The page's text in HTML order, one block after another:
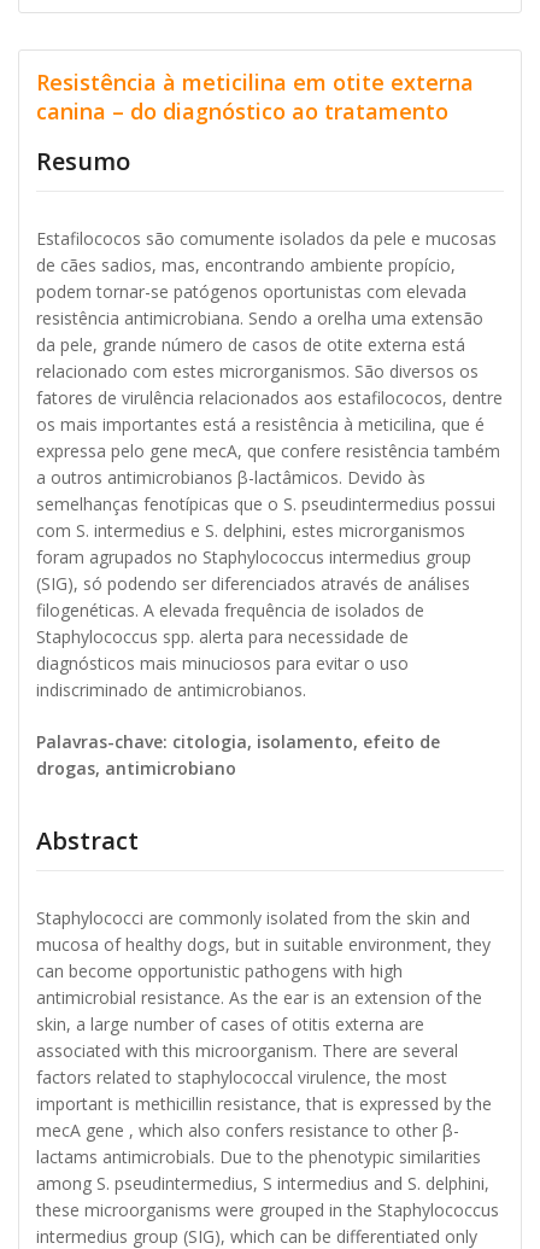
Resistência à meticilina em otite externa
canina – do diagnóstico ao tratamento
Resumo
Estafilococos são comumente isolados da pele e mucosas
de cães sadios, mas, encontrando ambiente propício,
podem tornar-se patógenos oportunistas com elevada
resistência antimicrobiana. Sendo a orelha uma extensão
da pele, grande número de casos de otite externa está
relacionado com estes microrganismos. São diversos os
fatores de virulência relacionados aos estafilococos, dentre
os mais importantes está a resistência à meticilina, que é
expressa pelo gene mecA, que confere resistência também
a outros antimicrobianos β-lactâmicos. Devido às
semelhanças fenotípicas que o S. pseudintermedius possui
com S. intermedius e S. delphini, estes microrganismos
foram agrupados no Staphylococcus intermedius group
(SIG), só podendo ser diferenciados através de análises
filogenéticas. A elevada frequência de isolados de
Staphylococcus spp. alerta para necessidade de
diagnósticos mais minuciosos para evitar o uso
indiscriminado de antimicrobianos.
Palavras-chave: citologia, isolamento, efeito de
drogas, antimicrobiano
Abstract
Staphylococci are commonly isolated from the skin and
mucosa of healthy dogs, but in suitable environment, they
can become opportunistic pathogens with high
antimicrobial resistance. As the ear is an extension of the
skin, a large number of cases of otitis externa are
associated with this microorganism. There are several
factors related to staphylococcal virulence, the most
important is methicillin resistance, that is expressed by the
mecA gene , which also confers resistance to other β-
lactams antimicrobials. Due to the phenotypic similarities
among S. pseudintermedius, S intermedius and S. delphini,
these microorganisms were grouped in the Staphylococcus
intermedius group (SIG), which can be differentiated only